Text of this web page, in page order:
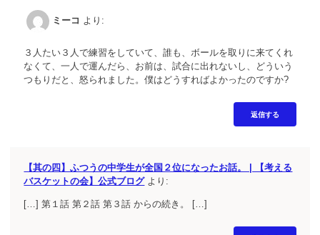
ミーコ より:
３人たい３人で練習をしていて、誰も、ボールを取りに来てくれ
なくて、一人で運んだら、お前は、試合に出れないし、どういう
つもりだと、怒られました。僕はどうすればよかったのですか?
返信する
【其の四】ふつうの中学生が全国２位になったお話。 | 【考える
バスケットの会】公式ブログ より:
[…] 第１話 第２話 第３話 からの続き。 […]